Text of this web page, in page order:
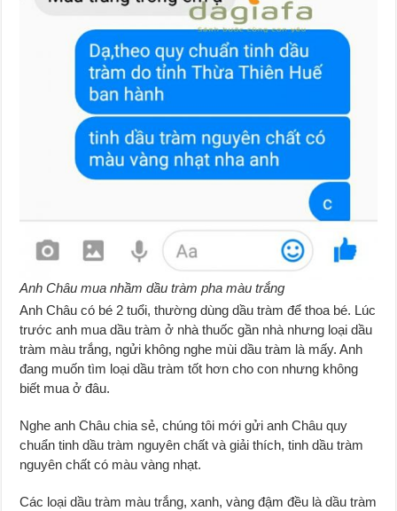
Anh Châu mua nhầm dầu tràm pha màu trắng
Anh Châu có bé 2 tuổi, thường dùng dầu tràm để thoa bé. Lúc
trước anh mua dầu tràm ở nhà thuốc gần nhà nhưng loại dầu
tràm màu trắng, ngửi không nghe mùi dầu tràm là mấy. Anh
đang muốn tìm loại dầu tràm tốt hơn cho con nhưng không
biết mua ở đâu.
Nghe anh Châu chia sẻ, chúng tôi mới gửi anh Châu quy
chuẩn tinh dầu tràm nguyên chất và giải thích, tinh dầu tràm
nguyên chất có màu vàng nhạt.
Các loại dầu tràm màu trắng, xanh, vàng đậm đều là dầu tràm